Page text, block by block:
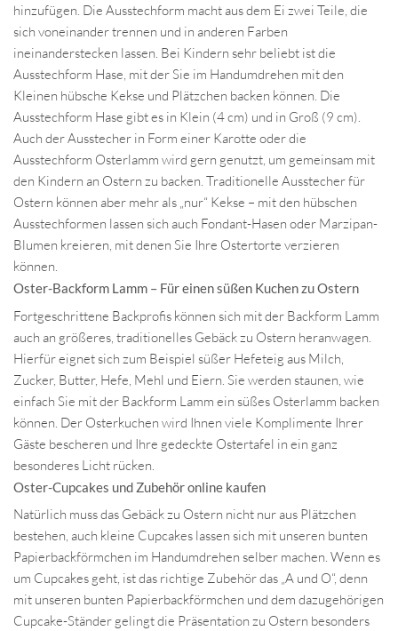
hinzufügen. Die Ausstechform macht aus dem Ei zwei Teile, die
sich voneinander trennen und in anderen Farben
ineinanderstecken lassen. Bei Kindern sehr beliebt ist die
Ausstechform Hase, mit der Sie im Handumdrehen mit den
Kleinen hübsche Kekse und Plätzchen backen können. Die
Ausstechform Hase gibt es in Klein (4 cm) und in Groß (9 cm).
Auch der Ausstecher in Form einer Karotte oder die
Ausstechform Osterlamm wird gern genutzt, um gemeinsam mit
den Kindern an Ostern zu backen. Traditionelle Ausstecher für
Ostern können aber mehr als „nur“ Kekse – mit den hübschen
Ausstechformen lassen sich auch Fondant-Hasen oder Marzipan-
Blumen kreieren, mit denen Sie Ihre Ostertorte verzieren
können.
Oster-Backform Lamm – Für einen süßen Kuchen zu Ostern
Fortgeschrittene Backprofis können sich mit der Backform Lamm
auch an größeres, traditionelles Gebäck zu Ostern heranwagen.
Hierfür eignet sich zum Beispiel süßer Hefeteig aus Milch,
Zucker, Butter, Hefe, Mehl und Eiern. Sie werden staunen, wie
einfach Sie mit der Backform Lamm ein süßes Osterlamm backen
können. Der Osterkuchen wird Ihnen viele Komplimente Ihrer
Gäste bescheren und Ihre gedeckte Ostertafel in ein ganz
besonderes Licht rücken.
Oster-Cupcakes und Zubehör online kaufen
Natürlich muss das Gebäck zu Ostern nicht nur aus Plätzchen
bestehen, auch kleine Cupcakes lassen sich mit unseren bunten
Papierbackförmchen im Handumdrehen selber machen. Wenn es
um Cupcakes geht, ist das richtige Zubehör das „A und O“, denn
mit unseren bunten Papierbackförmchen und dem dazugehörigen
Cupcake-Ständer gelingt die Präsentation zu Ostern besonders